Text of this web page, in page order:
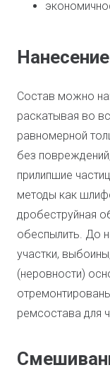
Нанесение
Состав можно
раскатывая во
равномерной
без
прилипшие
методы как
дробеструйная
обеспылить. До
участки,
(неровности)
ремсостава для